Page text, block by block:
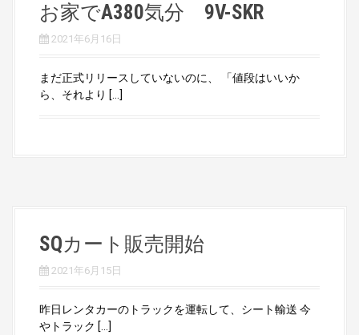
お家でA380気分 9V-SKR
2021年6月16日
まだ正式リリースしていないのに、 「値段はいいか
ら、それより […]
SQカート販売開始
2021年6月15日
昨日レンタカーのトラックを運転して、シート輸送 今
やトラック […]